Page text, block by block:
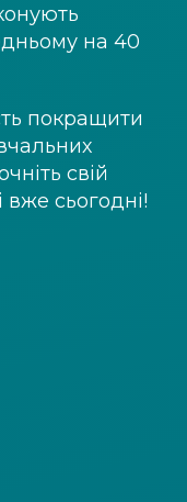
на 40
покращити
свій
вже сьогодні!